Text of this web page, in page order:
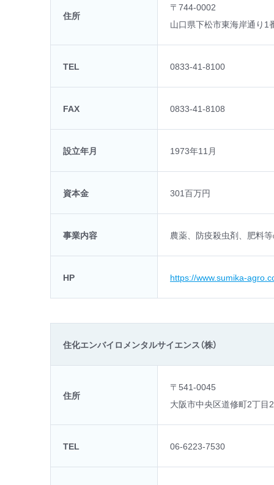
住所
〒744-0002
山口県下松市東海岸通り1
TEL 0833-41-8100
FAX 0833-41-8108
設立年月 1973年11月
資本金 301百万円
事業内容 農薬、防疫殺虫剤、肥料
HP https://www.sumika-
住化エンバイロメンタルサイエンス（株）
住所
〒541-0045
大阪市中央区道修町2丁目
TEL 06-6223-7530